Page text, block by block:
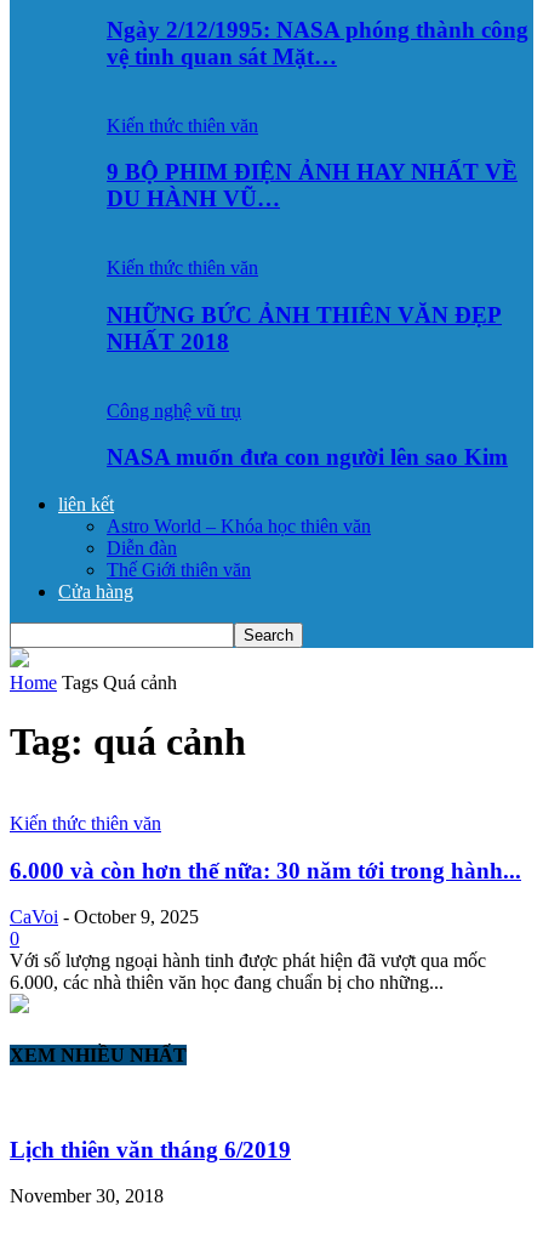
Ngày 2/12/1995: NASA phóng thành công
vệ tinh quan sát Mặt…
Kiến thức thiên văn
9 BỘ PHIM ĐIỆN ẢNH HAY NHẤT VỀ
DU HÀNH VŨ…
Kiến thức thiên văn
NHỮNG BỨC ẢNH THIÊN VĂN ĐẸP
NHẤT 2018
Công nghệ vũ trụ
NASA muốn đưa con người lên sao Kim
liên kết
Astro World – Khóa học thiên văn
Diễn đàn
Thế Giới thiên văn
Cửa hàng
Home Tags Quá cảnh
Tag: quá cảnh
Kiến thức thiên văn
6.000 và còn hơn thế nữa: 30 năm tới trong hành...
CaVoi - October 9, 2025
0
Với số lượng ngoại hành tinh được phát hiện đã vượt qua mốc
6.000, các nhà thiên văn học đang chuẩn bị cho những...
XEM NHIỀU NHẤT
Lịch thiên văn tháng 6/2019
November 30, 2018